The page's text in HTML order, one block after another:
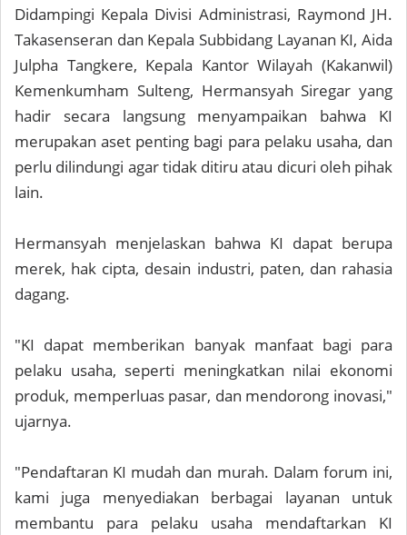
Didampingi Kepala Divisi Administrasi, Raymond JH.
Takasenseran dan Kepala Subbidang Layanan KI, Aida
Julpha Tangkere, Kepala Kantor Wilayah (Kakanwil)
Kemenkumham Sulteng, Hermansyah Siregar yang
hadir secara langsung menyampaikan bahwa KI
merupakan aset penting bagi para pelaku usaha, dan
perlu dilindungi agar tidak ditiru atau dicuri oleh pihak
lain.
Hermansyah menjelaskan bahwa KI dapat berupa
merek, hak cipta, desain industri, paten, dan rahasia
dagang.
"KI dapat memberikan banyak manfaat bagi para
pelaku usaha, seperti meningkatkan nilai ekonomi
produk, memperluas pasar, dan mendorong inovasi,"
ujarnya.
"Pendaftaran KI mudah dan murah. Dalam forum ini,
kami juga menyediakan berbagai layanan untuk
membantu para pelaku usaha mendaftarkan KI